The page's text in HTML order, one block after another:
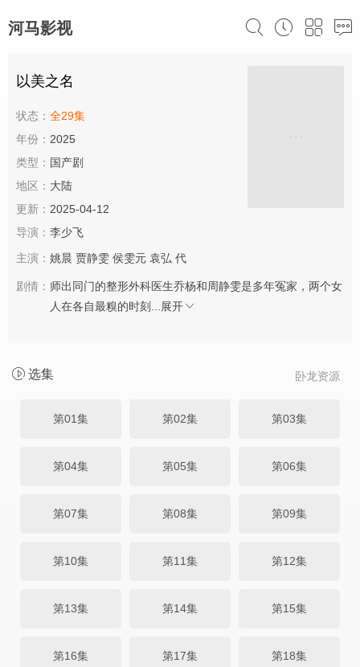
河马影视
以美之名
状态： 全29集
年份： 2025
类型： 国产剧
地区： 大陆
更新： 2025-04-12
导演： 李少飞
主演： 姚晨 贾静雯 侯雯元 袁弘 代
剧情： 师出同门的整形外科医生乔杨和周静雯是多年冤家，两个女
人在各自最糗的时刻...
展开
卧龙资源
选集
第01集 第02集 第03集
第04集 第05集 第06集
第07集 第08集 第09集
第10集 第11集 第12集
第13集 第14集 第15集
第16集 第17集 第18集